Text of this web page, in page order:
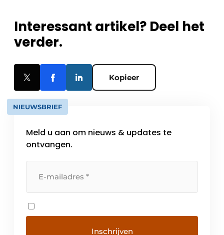
Interessant artikel? Deel het
verder.
Kopieer
NIEUWSBRIEF
Meld u aan om nieuws & updates te
ontvangen.